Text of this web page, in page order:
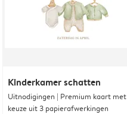
Kinderkamer schatten
Uitnodigingen | Premium kaart met
keuze uit 3 papierafwerkingen